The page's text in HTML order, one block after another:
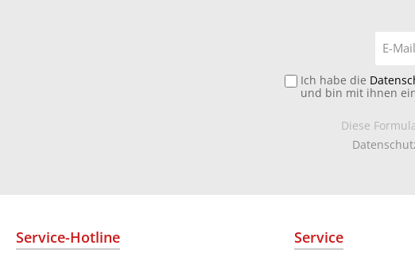
Ich habe die
und bin mit ihnen
Diese
Service-Hotline Service